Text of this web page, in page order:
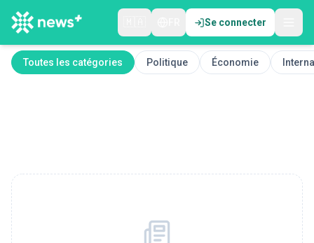
Se connecter
Toutes les catégories Politique Économie